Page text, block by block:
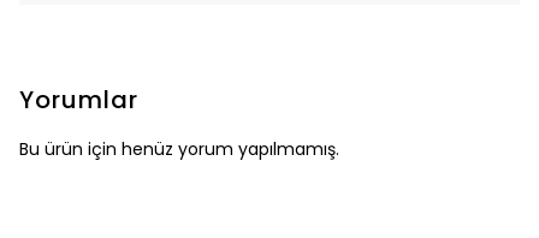
Yorumlar
Bu ürün için henüz yorum yapılmamış.